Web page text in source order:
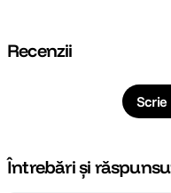
DETALII PRODUCATOR
1347
Recenzii
Scrie
Întrebări și